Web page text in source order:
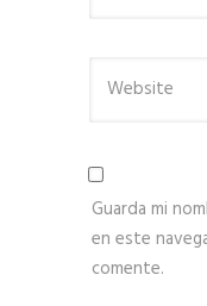
Guarda mi
en este
comente.